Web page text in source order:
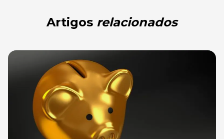
Artigos relacionados